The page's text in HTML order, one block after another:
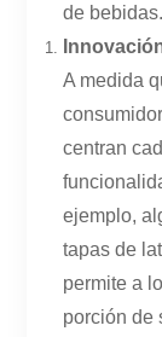
de
A medida
centran
ejemplo,
tapas de
permite a
porción de